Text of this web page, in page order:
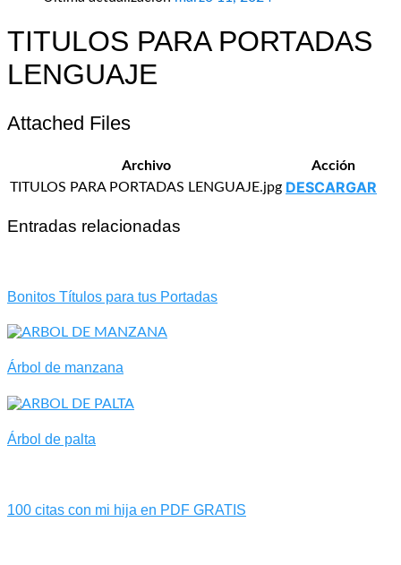
TITULOS PARA PORTADAS
LENGUAJE
Attached Files
Archivo
Acción
TITULOS PARA PORTADAS LENGUAJE.jpg DESCARGAR
Entradas relacionadas
Bonitos Títulos para tus Portadas
Árbol de manzana
Árbol de palta
100 citas con mi hija en PDF GRATIS